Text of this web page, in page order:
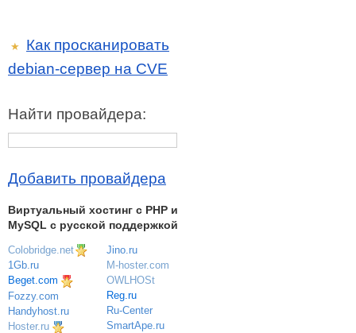
★
Как просканировать
debian-сервер на CVE
Найти провайдера:
Добавить провайдера
Виртуальный хостинг c PHP и
MySQL с русской поддержкой
Colobridge.net
1Gb.ru
Beget.com
Fozzy.com
Handyhost.ru
Hoster.ru
Jino.ru
M-hoster.com
OWLHOSt
Reg.ru
Ru-Center
SmartApe.ru